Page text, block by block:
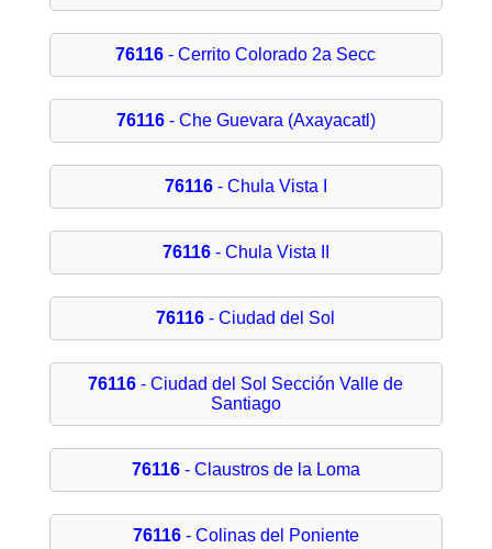
76116 - Cerrito Colorado 2a Secc
76116- Che Guevara (Axayacatl)
76116- Chula Vista I
76116- Chula Vista II
76116 - Ciudad del Sol
76116 - Ciudad del Sol Sección Valle de
Santiago
76116- Claustros de la Loma
76116- Colinas del Poniente